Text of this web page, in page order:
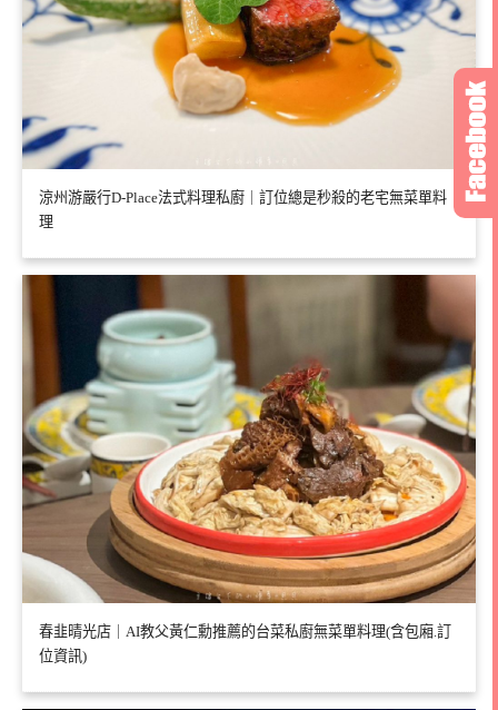
涼州游嚴行D-Place法式料理私廚｜訂位總是秒殺的老宅無菜單料
理
春韭晴光店｜AI教父黃仁勳推薦的台菜私廚無菜單料理(含包廂.訂
位資訊)